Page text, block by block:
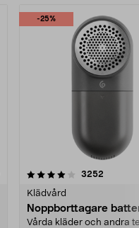
-25%
3252
Klädvård
Noppborttagare
Vårda kläder och andra
4.5av 5 stjärnor